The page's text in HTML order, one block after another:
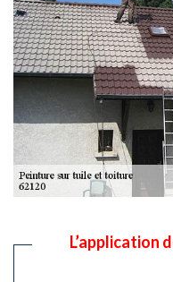
L’application